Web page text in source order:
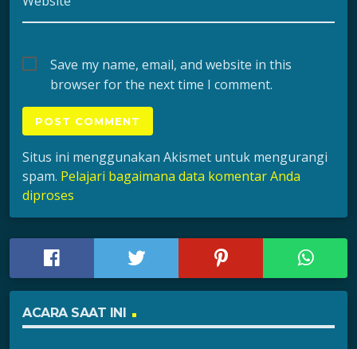
Save my name, email, and website in this
browser for the next time I comment.
Situs ini menggunakan Akismet untuk mengurangi
spam. Pelajari bagaimana data komentar Anda
diproses
ACARA SAAT INI